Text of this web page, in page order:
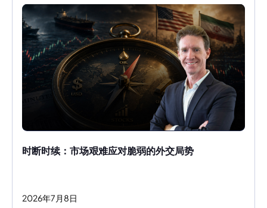
时断时续：市场艰难应对脆弱的外交局势
2026年7 月 8日